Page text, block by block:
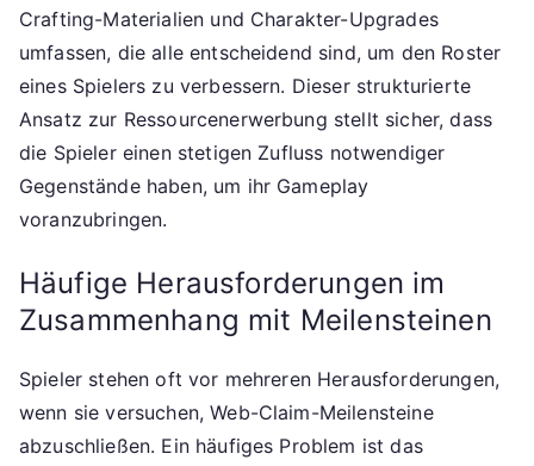
Crafting-Materialien und Charakter-Upgrades
umfassen, die alle entscheidend sind, um den Roster
eines Spielers zu verbessern. Dieser strukturierte
Ansatz zur Ressourcenerwerbung stellt sicher, dass
die Spieler einen stetigen Zufluss notwendiger
Gegenstände haben, um ihr Gameplay
voranzubringen.
Häufige Herausforderungen im
Zusammenhang mit Meilensteinen
Spieler stehen oft vor mehreren Herausforderungen,
wenn sie versuchen, Web-Claim-Meilensteine
abzuschließen. Ein häufiges Problem ist das